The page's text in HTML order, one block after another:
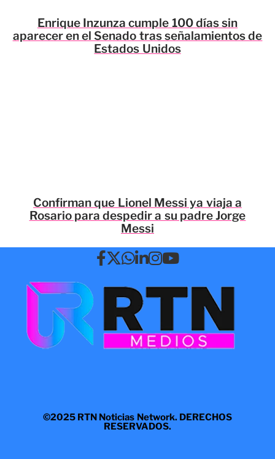
Enrique Inzunza cumple 100 días sin
aparecer en el Senado tras señalamientos de
Estados Unidos
Confirman que Lionel Messi ya viaja a
Rosario para despedir a su padre Jorge
Messi
©2025 RTN Noticias Network. DERECHOS
RESERVADOS.